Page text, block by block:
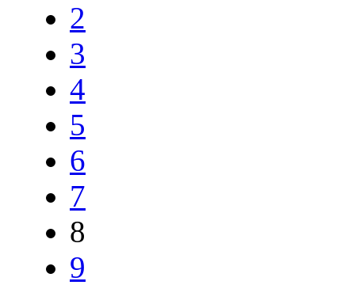
2
3
4
5
6
7
8
9